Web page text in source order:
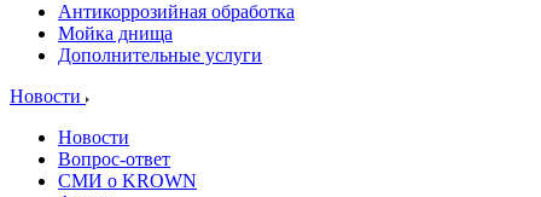
Антикоррозийная обработка
Мойка днища
Дополнительные услуги
Новости
Новости
Вопрос-ответ
СМИ о KROWN